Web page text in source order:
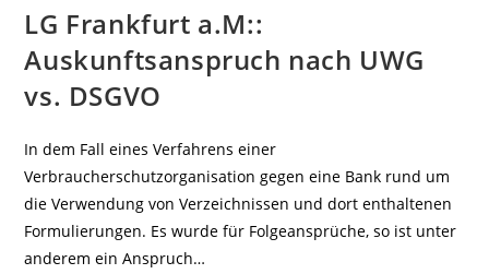
LG Frankfurt a.M::
Auskunftsanspruch nach UWG
vs. DSGVO
In dem Fall eines Verfahrens einer
Verbraucherschutzorganisation gegen eine Bank rund um
die Verwendung von Verzeichnissen und dort enthaltenen
Formulierungen. Es wurde für Folgeansprüche, so ist unter
anderem ein Anspruch…